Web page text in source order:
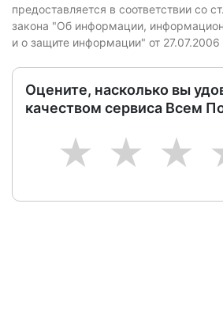
предоставляется в соответствии со
закона "Об информации,
и о защите информации" от
Оцените, насколько вы
качеством сервиса Всем
3
2
1